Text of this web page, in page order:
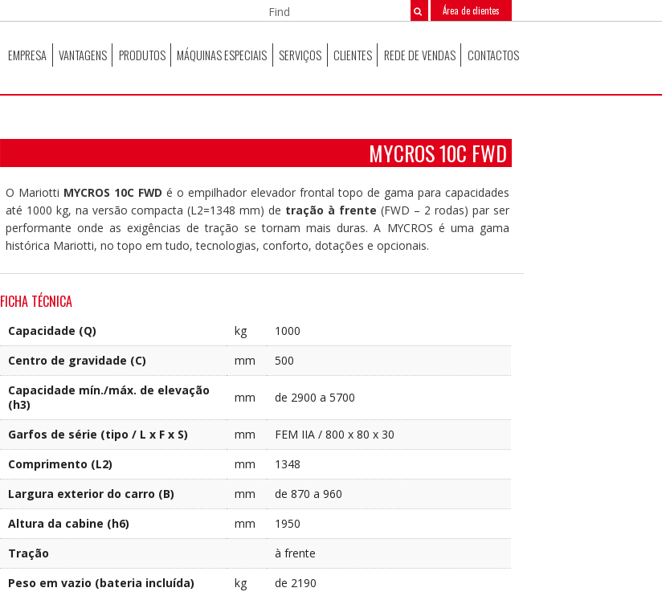
Área de clientes
EMPRESA VANTAGENS PRODUTOS MÁQUINAS ESPECIAIS SERVIÇOS CLIENTES REDE DE VENDAS CONTACTOS
MYCROS 10C FWD
O Mariotti MYCROS 10C FWD é o empilhador elevador frontal topo de gama para capacidades
até 1000 kg, na versão compacta (L2=1348 mm) de tração à frente (FWD – 2 rodas) par ser
performante onde as exigências de tração se tornam mais duras. A MYCROS é uma gama
histórica Mariotti, no topo em tudo, tecnologias, conforto, dotações e opcionais.
FICHA TÉCNICA
Capacidade (Q) kg
1000
Centro de gravidade (C)
mm
500
Capacidade mín./máx. de elevação
(h3)
mm de 2900 a 5700
Garfos de série (tipo / L x F x S) mm
FEM IIA / 800 x 80 x 30
Comprimento (L2)
mm
1348
Largura exterior do carro (B)
mm
de 870 a 960
Altura da cabine (h6)
mm
1950
Tração
à frente
Peso em vazio (bateria incluída)
kg
de 2190